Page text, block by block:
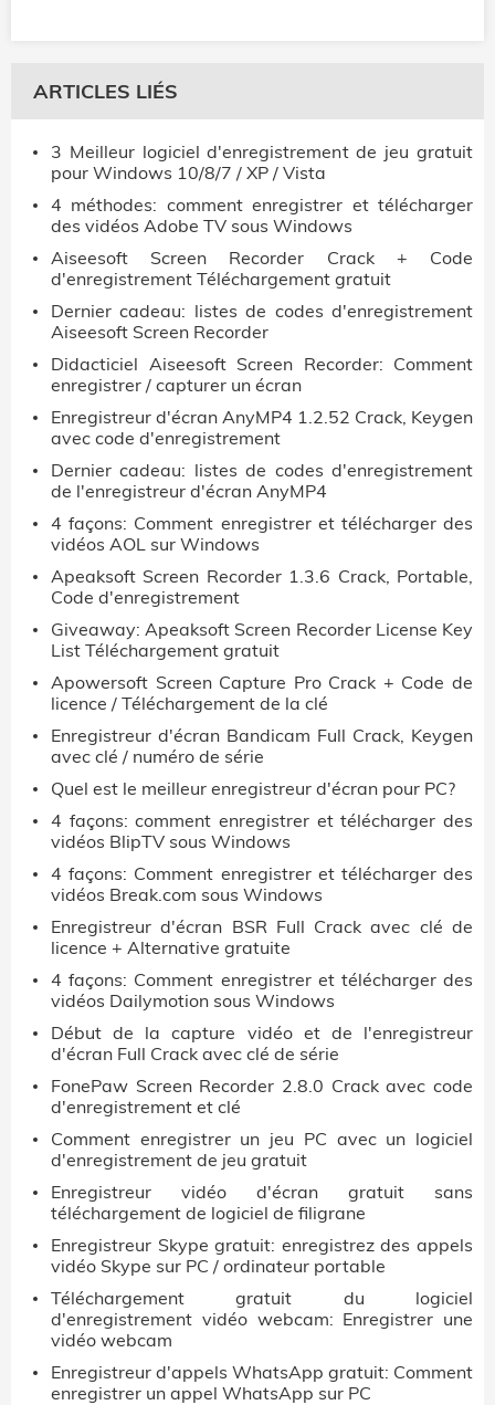
ARTICLES LIÉS
3 Meilleur logiciel d'enregistrement de jeu gratuit
pour Windows 10/8/7 / XP / Vista
4 méthodes: comment enregistrer et télécharger
des vidéos Adobe TV sous Windows
Aiseesoft Screen Recorder Crack + Code
d'enregistrement Téléchargement gratuit
Dernier cadeau: listes de codes d'enregistrement
Aiseesoft Screen Recorder
Didacticiel Aiseesoft Screen Recorder: Comment
enregistrer / capturer un écran
Enregistreur d'écran AnyMP4 1.2.52 Crack, Keygen
avec code d'enregistrement
Dernier cadeau: listes de codes d'enregistrement
de l'enregistreur d'écran AnyMP4
4 façons: Comment enregistrer et télécharger des
vidéos AOL sur Windows
Apeaksoft Screen Recorder 1.3.6 Crack, Portable,
Code d'enregistrement
Giveaway: Apeaksoft Screen Recorder License Key
List Téléchargement gratuit
Apowersoft Screen Capture Pro Crack + Code de
licence / Téléchargement de la clé
Enregistreur d'écran Bandicam Full Crack, Keygen
avec clé / numéro de série
Quel est le meilleur enregistreur d'écran pour PC?
4 façons: comment enregistrer et télécharger des
vidéos BlipTV sous Windows
4 façons: Comment enregistrer et télécharger des
vidéos Break.com sous Windows
Enregistreur d'écran BSR Full Crack avec clé de
licence + Alternative gratuite
4 façons: Comment enregistrer et télécharger des
vidéos Dailymotion sous Windows
Début de la capture vidéo et de l'enregistreur
d'écran Full Crack avec clé de série
FonePaw Screen Recorder 2.8.0 Crack avec code
d'enregistrement et clé
Comment enregistrer un jeu PC avec un logiciel
d'enregistrement de jeu gratuit
Enregistreur vidéo d'écran gratuit sans
téléchargement de logiciel de filigrane
Enregistreur Skype gratuit: enregistrez des appels
vidéo Skype sur PC / ordinateur portable
Téléchargement gratuit du logiciel
d'enregistrement vidéo webcam: Enregistrer une
vidéo webcam
Enregistreur d'appels WhatsApp gratuit: Comment
enregistrer un appel WhatsApp sur PC